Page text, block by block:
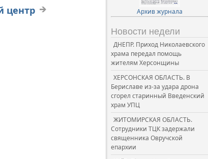
центр
Архив журнала
Новости недели
ДНЕПР. Приход Николаевского
храма передал помощь
жителям Херсонщины
ХЕРСОНСКАЯ ОБЛАСТЬ. В
Бериславе из-за удара дрона
сгорел старинный Введенский
храм УПЦ
ЖИТОМИРСКАЯ ОБЛАСТЬ.
Сотрудники ТЦК задержали
священника Овручской
епархии